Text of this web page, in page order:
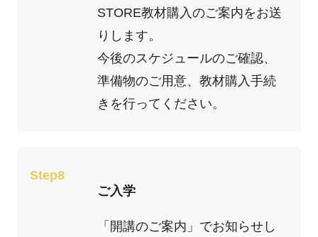
STORE教材購入のご案内をお送
りします。
今後のスケジュールのご確認、
準備物のご用意、教材購入手続
きを行ってください。
Step8
ご入学
「開講のご案内」でお知らせし